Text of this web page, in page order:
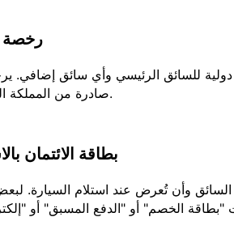
رخصة
للسائق الرئيسي وأي سائق إضافي.
صادرة من المملكة المتحدة، يجب عليك إحضار كلا الجزئين من رخصتك.
بطاقة الائتمان
وأن تُعرض عند استلام السيارة. لبعض
الخصم" أو "الدفع المسبق" أو